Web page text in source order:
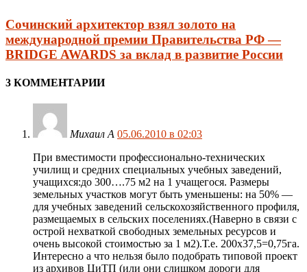
Сочинский архитектор взял золото на
международной премии Правительства РФ —
BRIDGE AWARDS за вклад в развитие России
3 КОММЕНТАРИИ
Михаил А 05.06.2010 в 02:03
При вместимости профессионально-технических
училищ и средних специальных учебных заведений,
учащихся:до 300….75 м2 на 1 учащегося. Размеры
земельных участков могут быть уменьшены: на 50% —
для учебных заведений сельскохозяйственного профиля,
размещаемых в сельских поселениях.(Наверно в связи с
острой нехваткой свободных земельных ресурсов и
очень высокой стоимостью за 1 м2).Т.е. 200х37,5=0,75га.
Интересно а что нельзя было подобрать типовой проект
из архивов ЦиТП (или они слишком дороги для